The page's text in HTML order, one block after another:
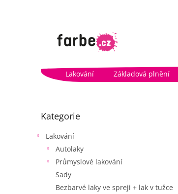
Lakování Základová plnění
s
kategorie
Kategorie
Lakování
Autolaky
Průmyslové lakování
Sady
Bezbarvé laky ve spreji + lak v tužce